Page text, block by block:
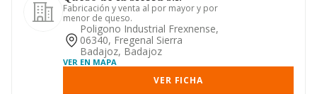
Fabricación y venta al por mayor y por
menor de queso.
Poligono Industrial Frexnense,
06340, Fregenal Sierra
Badajoz, Badajoz
VER EN MAPA
VER FICHA